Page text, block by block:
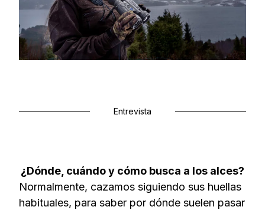
Entrevista
¿Dónde, cuándo y cómo busca a los alces?
Normalmente, cazamos siguiendo sus huellas
habituales, para saber por dónde suelen pasar